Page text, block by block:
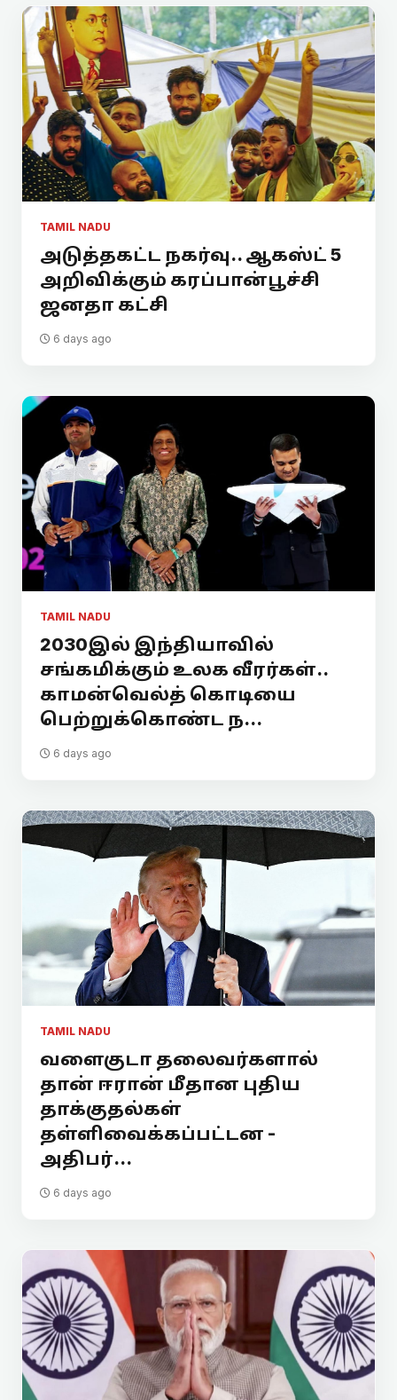
TAMIL NADU
அடுத்தகட்ட நகர்வு.. ஆகஸ்ட் 5
அறிவிக்கும் கரப்பான்பூச்சி
ஜனதா கட்சி
6 days ago
TAMIL NADU
2030இல் இந்தியாவில்
சங்கமிக்கும் உலக வீரர்கள்..
காமன்வெல்த் கொடியை
பெற்றுக்கொண்ட ந...
6 days ago
TAMIL NADU
வளைகுடா தலைவர்களால்
தான் ஈரான் மீதான புதிய
தாக்குதல்கள்
தள்ளிவைக்கப்பட்டன -
அதிபர்...
6 days ago